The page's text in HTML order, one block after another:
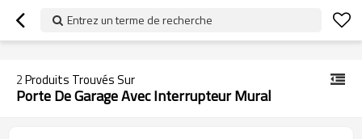
googlea70fe95786458a77.html
Entrez un terme de recherche
2Produits Trouvés Sur
Porte De Garage Avec Interrupteur Mural